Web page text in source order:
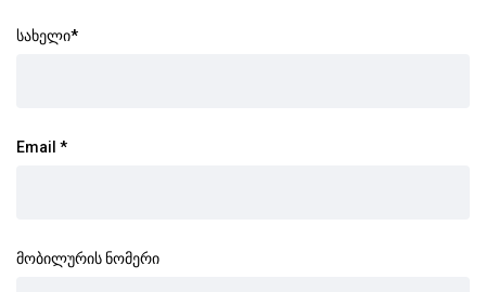
სახელი*
Email *
მობილურის ნომერი